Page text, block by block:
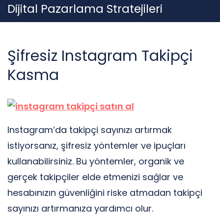
Skip
to
Dijital Pazarlama Stratejileri
Şifresiz Instagram Takipçi
Kasma
Instagram’da takipçi sayınızı artırmak
istiyorsanız, şifresiz yöntemler ve ipuçları
kullanabilirsiniz. Bu yöntemler, organik ve
gerçek takipçiler elde etmenizi sağlar ve
hesabınızın güvenliğini riske atmadan takipçi
sayınızı artırmanıza yardımcı olur.